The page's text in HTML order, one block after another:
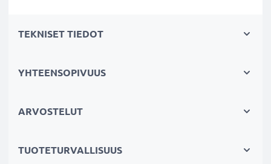
lataustauoilta
tekniikka ilman vaikutusta muistiin
oikosululta, ylikuumenemiselta ja ylijännitteeltä
TEKNISET TIEDOT
YHTEENSOPIVUUS
ARVOSTELUT
TUOTETURVALLISUUS